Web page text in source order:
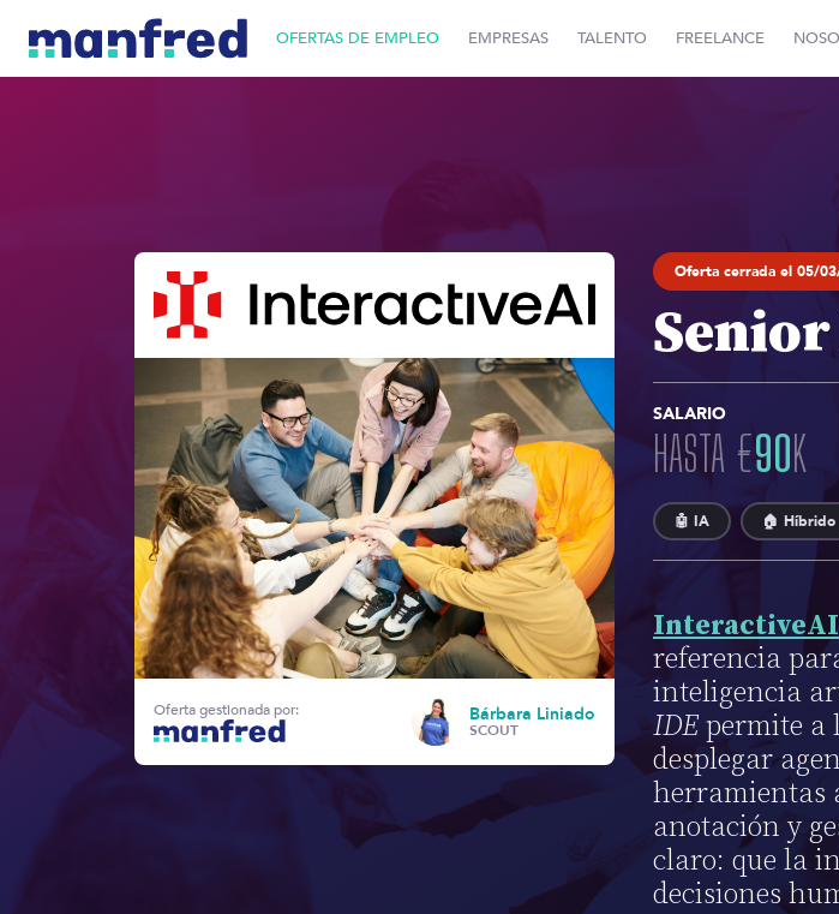
OFERTAS DE EMPLEO EMPRESAS TALENTO FREELANCE
Oferta gestionada por: Bárbara Liniado
SCOUT
Oferta cerrada el 05/
SALARIO
HASTA €90K
🤖 IA 🏠 Híbrido
InteractiveAI
referencia
inteligencia
IDE permite a
desplegar
herramientas
anotación y
claro: que la
decisiones